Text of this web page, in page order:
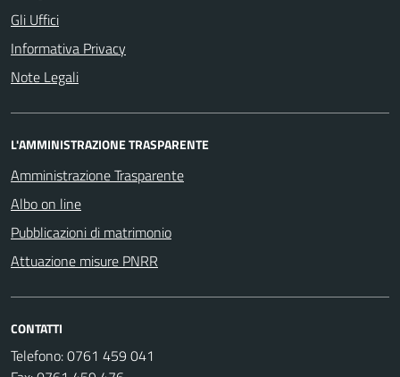
Gli Uffici
Informativa Privacy
Note Legali
L'AMMINISTRAZIONE TRASPARENTE
Amministrazione Trasparente
Albo on line
Pubblicazioni di matrimonio
Attuazione misure PNRR
CONTATTI
Telefono: 0761 459 041